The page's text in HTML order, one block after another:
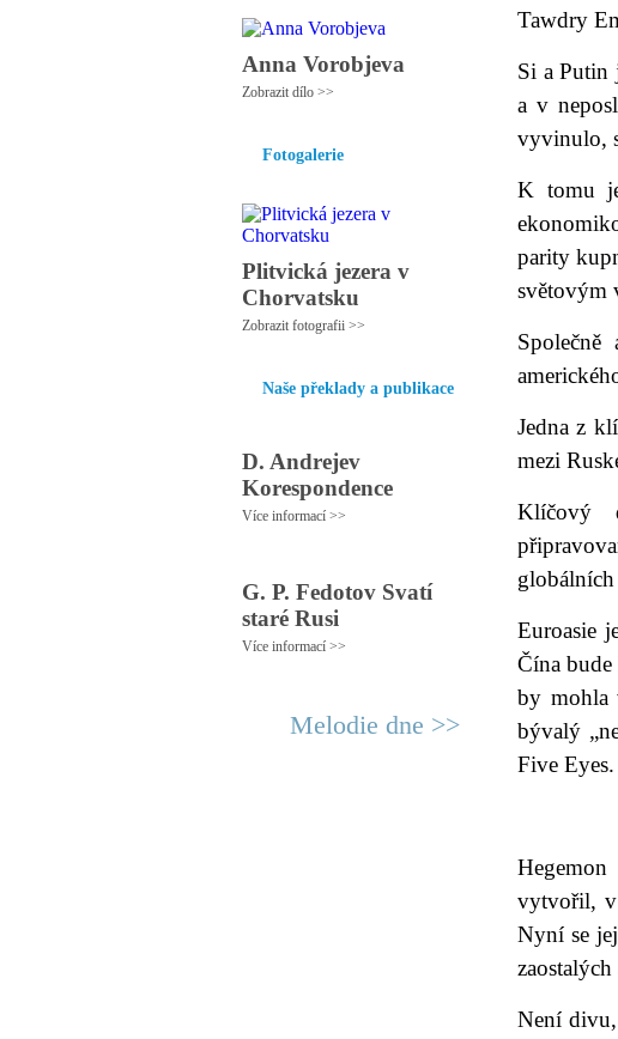
Anna Vorobjeva
Zobrazit dílo >>
Fotogalerie
Plitvická jezera v
Chorvatsku
Zobrazit fotografii >>
Naše překlady a publikace
D. Andrejev
Korespondence
Více informací >>
G. P. Fedotov Svatí
staré Rusi
Více informací >>
Melodie dne >>
Tawdry
Si a Putin
a v
vyvinulo,
K tomu
parity
světovým
Jedna z
mezi
Klíčový
Euroasie
Čína
by mohla
bývalý
Five Eyes.
vytvořil, v
Nyní se
Není